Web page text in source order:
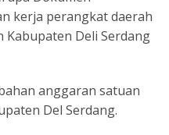
kerja perangkat daerah
Kabupaten Deli Serdang
anggaran satuan
Del Serdang.